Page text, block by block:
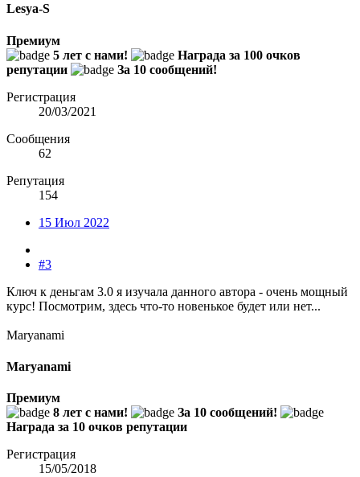
Lesya-S
Премиум
5 лет с нами!
Награда за 100 очков
репутации
За 10 сообщений!
Регистрация
20/03/2021
Сообщения
62
Репутация
154
15 Июл 2022
#3
Ключ к деньгам 3.0 я изучала данного автора - очень мощный
курс! Посмотрим, здесь что-то новенькое будет или нет...
Maryanami
Maryanami
Премиум
8 лет с нами!
За 10 сообщений!
Награда за 10 очков репутации
Регистрация
15/05/2018